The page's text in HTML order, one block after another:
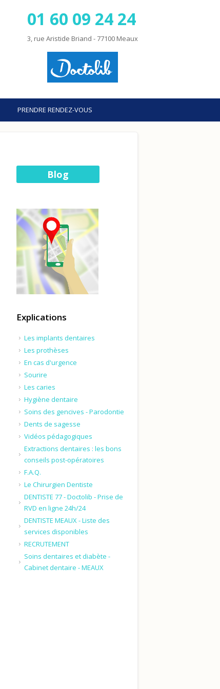
01 60 09 24 24
3, rue Aristide Briand - 77100 Meaux
PRENDRE RENDEZ-VOUS
Blog
Explications
Les implants dentaires
Les prothèses
En cas d'urgence
Sourire
Les caries
Hygiène dentaire
Soins des gencives - Parodontie
Dents de sagesse
Vidéos pédagogiques
Extractions dentaires : les bons
conseils post-opératoires
F.A.Q.
Le Chirurgien Dentiste
DENTISTE 77 - Doctolib - Prise de
RVD en ligne 24h/24
DENTISTE MEAUX - Liste des
services disponibles
RECRUTEMENT
Soins dentaires et diabète -
Cabinet dentaire - MEAUX